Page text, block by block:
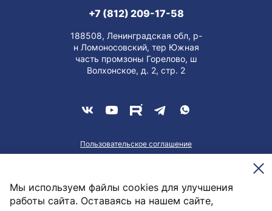
Мы используем файлы cookies для улучшения
работы сайта. Оставаясь на нашем сайте,
+7 (812) 209-17-58
188508, Ленинградская обл, р-
н Ломоносовский, тер Южная
часть промзоны Горелово, ш
Волхонское, д. 2, стр. 2
Пользовательское соглашение